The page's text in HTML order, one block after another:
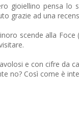
gioiellino pensa
grazie ad una
scende alla
e con cifre da
no? Così come è